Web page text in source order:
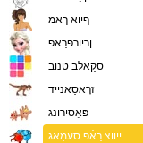
ףיוא ךאמ
ןריורפרַאפ
סקַאלב טנוב
זרָאסַאנייד
פּאַסירונג
ייווצ רַאֿפ סעמַאג